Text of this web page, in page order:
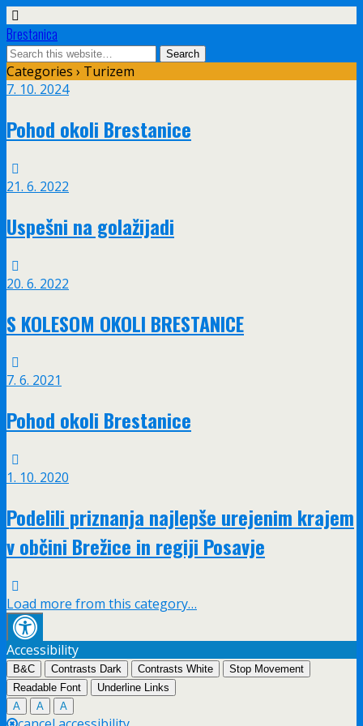
Brestanica
Categories › Turizem
7. 10. 2024
Pohod okoli Brestanice
21. 6. 2022
Uspešni na golažijadi
20. 6. 2022
S KOLESOM OKOLI BRESTANICE
7. 6. 2021
Pohod okoli Brestanice
1. 10. 2020
Podelili priznanja najlepše urejenim krajem
v občini Brežice in regiji Posavje
Load more from this category…
Accessibility
B&C Contrasts Dark Contrasts White
Stop Movement
Readable Font
Underline Links
A
A A